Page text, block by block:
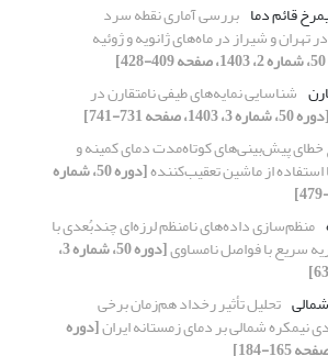
قائم دما بررسی آماری نقطه سرد
و شیراز در ماه‌های ژانویه و ژوئیه
شناسایی نمایه‌های طیفی نامتقارن در
[دوره 50، شماره 3، 1403، صفحه 731-741]
پیش‌بینی‌های کوتاه‌مدت دمای کمینه و
[دوره 50، شماره
منظم‌سازی داده‌های نامنظم لرزه‌ای چند‌بُعدی با
سریع با فواصل نامساوی [دوره 50، شماره 3،
تحلیل تأثیر رخداد هم‌زمان برخی
شمالی بر دمای زمستانه ایران[دوره